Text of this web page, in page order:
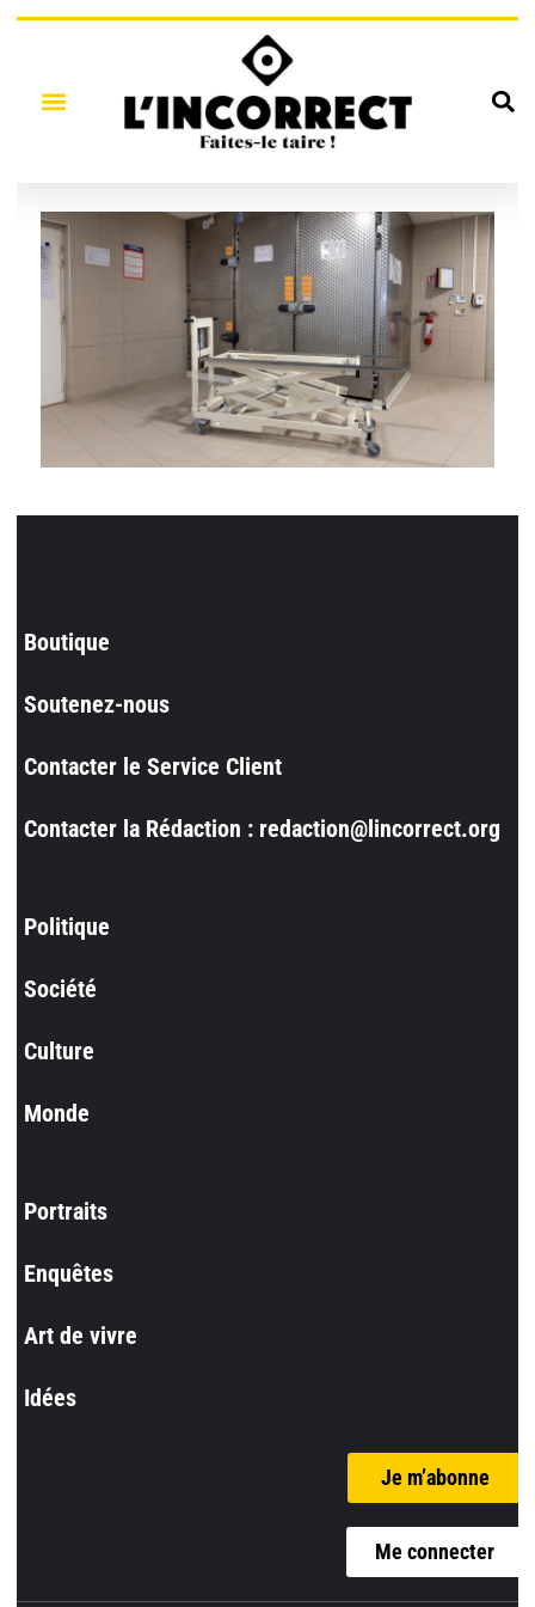
Boutique
Soutenez-nous
Contacter le Service Client
Contacter la Rédaction : redaction@lincorrect.org
Politique
Société
Culture
Monde
Portraits
Enquêtes
Art de vivre
Idées
Je m’abonne
Me connecter